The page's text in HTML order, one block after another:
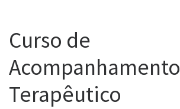
Curso de
Acompanhamento
Terapêutico